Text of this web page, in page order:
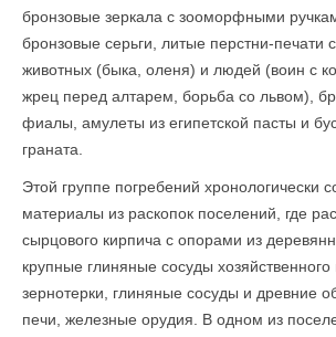
бронзовые зеркала с зооморфными
бронзовые серьги, литые перстни-печати
животных (быка, оленя) и людей (воин с
жрец перед алтарем, борьба со львом),
фиалы, амулеты из египетской пасты и
граната.
Этой группе погребений хронологически
материалы из раскопок поселений, где
сырцового кирпича с опорами из
крупные глиняные сосуды хозяйственного
зернотерки, глиняные сосуды и древние
печи, железные орудия. В одном из